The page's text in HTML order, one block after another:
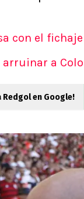
con el fichaje
a
Redgol en Google!